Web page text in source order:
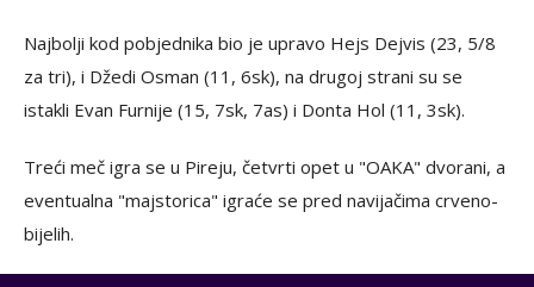
Najbolji kod pobjednika bio je upravo Hejs Dejvis (23, 5/8
za tri), i Džedi Osman (11, 6sk), na drugoj strani su se
istakli Evan Furnije (15, 7sk, 7as) i Donta Hol (11, 3sk).
Treći meč igra se u Pireju, četvrti opet u "OAKA" dvorani, a
eventualna "majstorica" igraće se pred navijačima crveno-
bijelih.